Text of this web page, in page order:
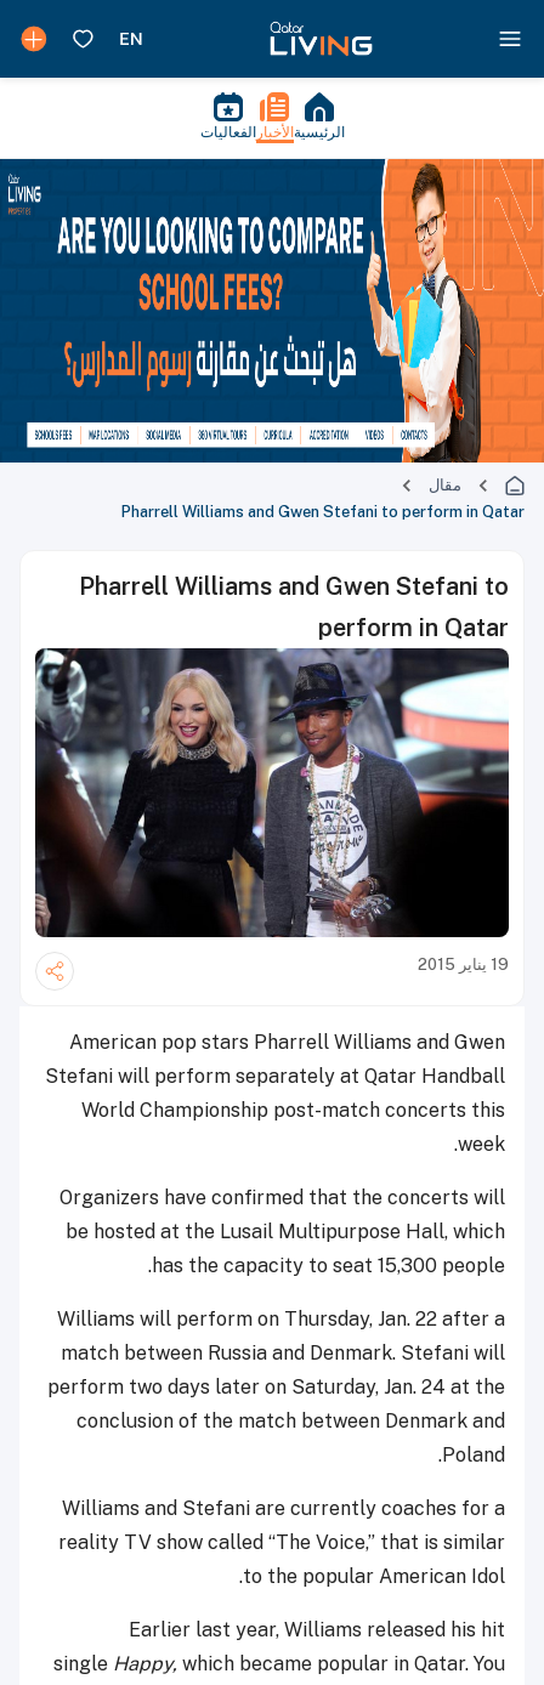
الرئيسية الأخبار الفعاليات
مقال
Pharrell Williams and Gwen Stefani to perform in Qatar
Pharrell Williams and Gwen Stefani to
perform in Qatar
19 يناير 2015
American pop stars Pharrell Williams and Gwen
Stefani will perform separately at Qatar Handball
World Championship post-match concerts this
week.
Organizers have confirmed that the concerts will
be hosted at the Lusail Multipurpose Hall, which
has the capacity to seat 15,300 people.
Williams will perform on Thursday, Jan. 22 after a
match between Russia and Denmark. Stefani will
perform two days later on Saturday, Jan. 24 at the
conclusion of the match between Denmark and
Poland.
Williams and Stefani are currently coaches for a
reality TV show called “The Voice,” that is similar
to the popular American Idol.
Earlier last year, Williams released his hit
single Happy, which became popular in Qatar. You